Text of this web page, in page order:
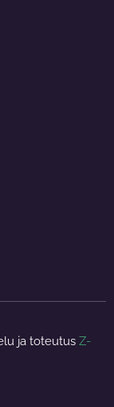
ja toteutus Z-